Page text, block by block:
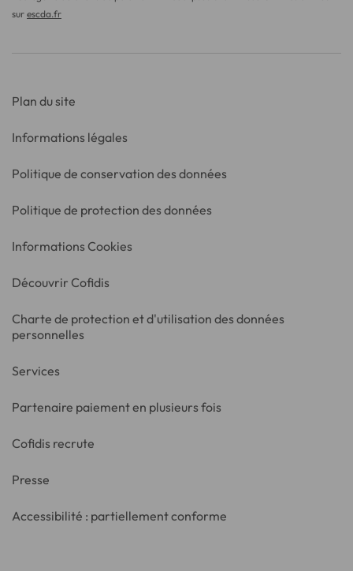
sur escda.fr
Plan du site
Informations légales
Politique de conservation des données
Politique de protection des données
Informations Cookies
Découvrir Cofidis
Charte de protection et d'utilisation des données
personnelles
Services
Partenaire paiement en plusieurs fois
Cofidis recrute
Presse
Accessibilité : partiellement conforme